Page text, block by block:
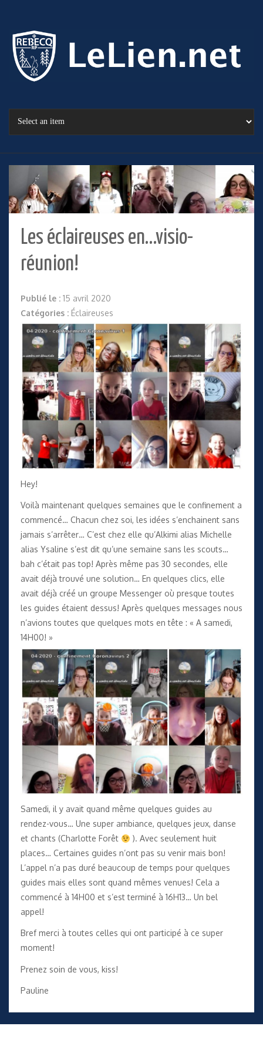
Les éclaireuses en…visio-
réunion!
Publié le : 15 avril 2020
Catégories : Éclaireuses
Hey!
Voilà maintenant quelques semaines que le confinement a
commencé… Chacun chez soi, les idées s’enchainent sans
jamais s’arrêter… C’est chez elle qu’Alkimi alias Michelle
alias Ysaline s’est dit qu’une semaine sans les scouts…
bah c’était pas top! Après même pas 30 secondes, elle
avait déjà trouvé une solution… En quelques clics, elle
avait déjà créé un groupe Messenger où presque toutes
les guides étaient dessus! Après quelques messages nous
n’avions toutes que quelques mots en tête : « A samedi,
14H00! »
Samedi, il y avait quand même quelques guides au
rendez-vous… Une super ambiance, quelques jeux, danse
et chants (Charlotte Forêt
). Avec seulement huit
places… Certaines guides n’ont pas su venir mais bon!
L’appel n’a pas duré beaucoup de temps pour quelques
guides mais elles sont quand mêmes venues! Cela a
commencé à 14H00 et s’est terminé à 16H13… Un bel
appel!
Bref merci à toutes celles qui ont participé à ce super
moment!
Prenez soin de vous, kiss!
Pauline